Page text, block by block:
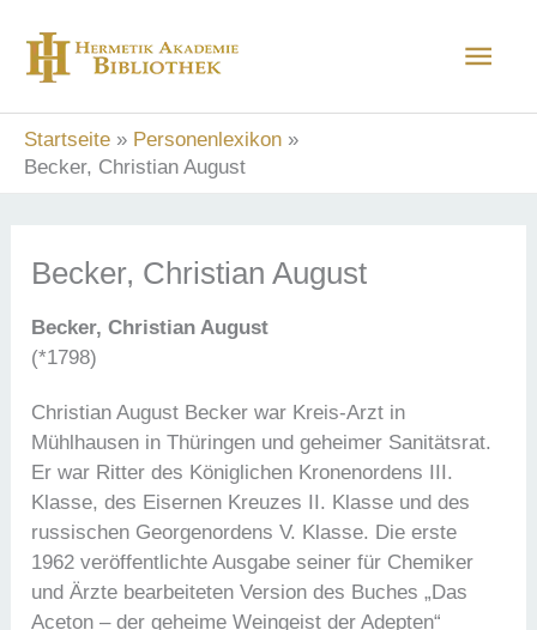
Inhalt
springen
Startseite
Personenlexikon
Becker, Christian August
Becker, Christian August
Becker, Christian August
(*1798)
Christian August Becker war Kreis-Arzt in
Mühlhausen in Thüringen und geheimer Sanitätsrat.
Er war Ritter des Königlichen Kronenordens III.
Klasse, des Eisernen Kreuzes II. Klasse und des
russischen Georgenordens V. Klasse. Die erste
1962 veröffentlichte Ausgabe seiner für Chemiker
und Ärzte bearbeiteten Version des Buches „Das
Aceton – der geheime Weingeist der Adepten“